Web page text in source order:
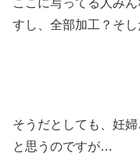
ここに写ってる人み
すし、全部加工？そ
そうだとしても、妊
と思うのですが…